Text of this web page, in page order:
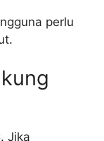
perlu
Jika